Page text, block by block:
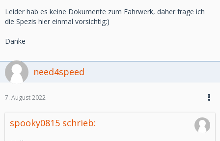
Leider hab es keine Dokumente zum Fahrwerk, daher frage ich
die Spezis hier einmal vorsichtig:)
Danke
need4speed
7. August 2022
spooky0815 schrieb: